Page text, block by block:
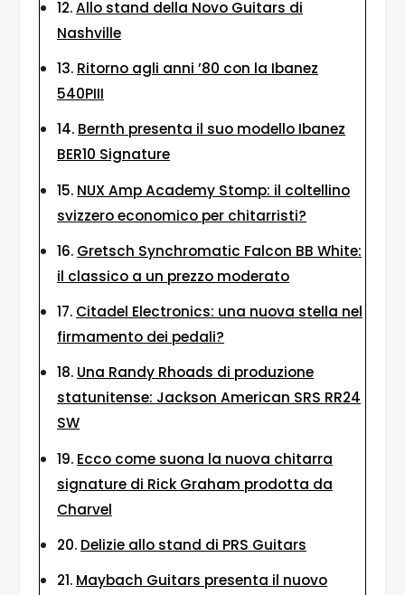
Allo stand della Novo Guitars di
Nashville
Ritorno agli anni ’80 con la Ibanez
540PIII
Bernth presenta il suo modello Ibanez
BER10 Signature
NUX Amp Academy Stomp: il coltellino
svizzero economico per chitarristi?
Gretsch Synchromatic Falcon BB White:
il classico a un prezzo moderato
Citadel Electronics: una nuova stella nel
firmamento dei pedali?
Una Randy Rhoads di produzione
statunitense: Jackson American SRS RR24
SW
Ecco come suona la nuova chitarra
signature di Rick Graham prodotta da
Charvel
Delizie allo stand di PRS Guitars
Maybach Guitars presenta il nuovo